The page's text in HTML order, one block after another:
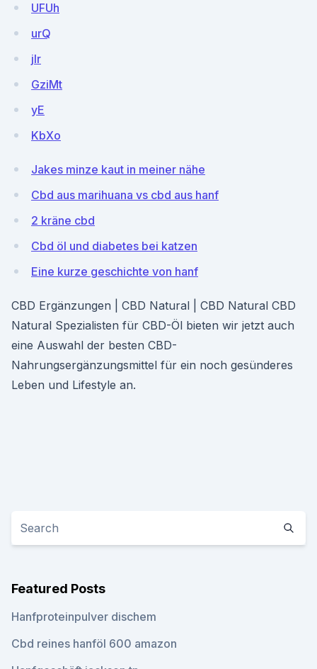
UFUh
urQ
jlr
GziMt
yE
KbXo
Jakes minze kaut in meiner nähe
Cbd aus marihuana vs cbd aus hanf
2 kräne cbd
Cbd öl und diabetes bei katzen
Eine kurze geschichte von hanf
CBD Ergänzungen | CBD Natural | CBD Natural CBD
Natural Spezialisten für CBD-Öl bieten wir jetzt auch
eine Auswahl der besten CBD-
Nahrungsergänzungsmittel für ein noch gesünderes
Leben und Lifestyle an.
Featured Posts
Hanfproteinpulver dischem
Cbd reines hanföl 600 amazon